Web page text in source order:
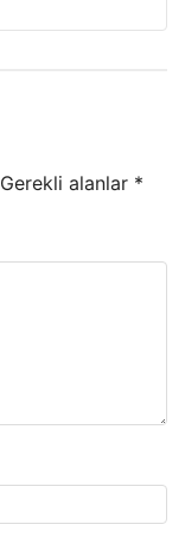
Gerekli alanlar *